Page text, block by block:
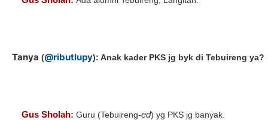
Tanya (@ributlupy): Anak kader PKS jg byk di Tebuireng ya?
Gus Sholah: Guru (Tebuireng-ed) yg PKS jg banyak.